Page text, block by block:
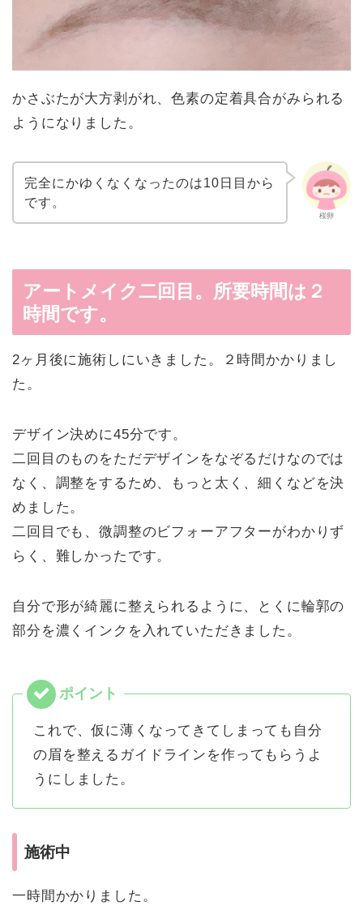
かさぶたが大方剥がれ、色素の定着具合がみられる
ようになりました。
桜卵
完全にかゆくなくなったのは10日目から
です。
アートメイク二回目。所要時間は２
時間です。
2ヶ月後に施術しにいきました。２時間かかりまし
た。
デザイン決めに45分です。
二回目のものをただデザインをなぞるだけなのでは
なく、調整をするため、もっと太く、細くなどを決
めました。
二回目でも、微調整のビフォーアフターがわかりず
らく、難しかったです。
自分で形が綺麗に整えられるように、とくに輪郭の
部分を濃くインクを入れていただきました。
これで、仮に薄くなってきてしまっても自分
の眉を整えるガイドラインを作ってもらうよ
うにしました。
施術中
一時間かかりました。